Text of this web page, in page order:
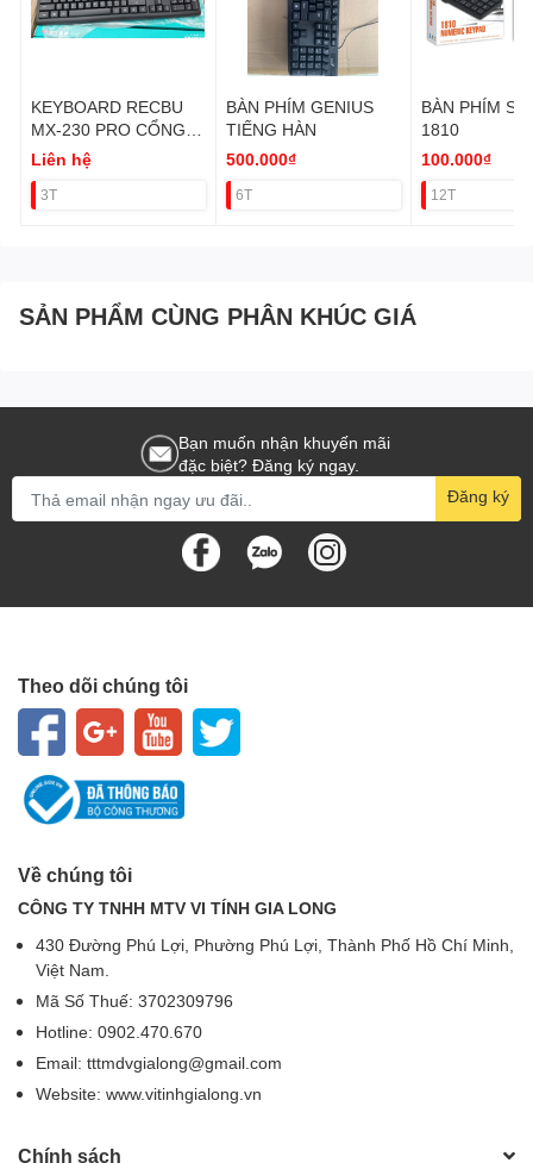
KEYBOARD RECBU
MX-230 PRO CỔNG
PS2
Liên hệ
3T
BÀN PHÍM GENIUS
TIẾNG HÀN
500.000₫
6T
BÀN PHÍM
1810
100.000₫
12T
SẢN PHẨM CÙNG PHÂN KHÚC GIÁ
Bạn muốn nhận khuyến mãi
đặc biệt? Đăng ký ngay.
Đăng ký
Theo dõi chúng tôi
Về chúng tôi
CÔNG TY TNHH MTV VI TÍNH GIA LONG
430 Đường Phú Lợi, Phường Phú Lợi, Thành Phố Hồ Chí Minh,
Việt Nam.
Mã Số Thuế: 3702309796
Hotline: 0902.470.670
Email: tttmdvgialong@gmail.com
Website: www.vitinhgialong.vn
Chính sách